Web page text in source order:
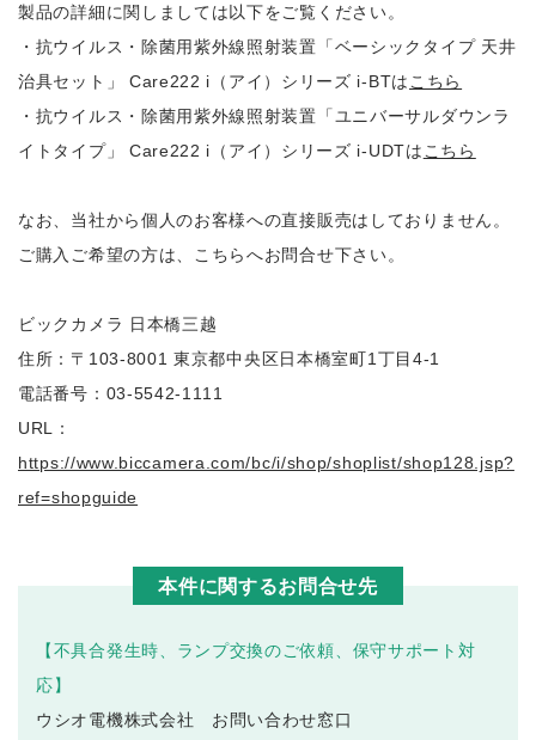
製品の詳細に関しましては以下をご覧ください。
・抗ウイルス・除菌用紫外線照射装置「ベーシックタイプ 天井
治具セット」 Care222 i（アイ）シリーズ i-BTは こちら
・抗ウイルス・除菌用紫外線照射装置「ユニバーサルダウンラ
イトタイプ」 Care222 i（アイ）シリーズ i-UDTは こちら
なお、当社から個人のお客様への直接販売はしておりません。
ご購入ご希望の方は、こちらへお問合せ下さい。
ビックカメラ 日本橋三越
住所：〒103-8001 東京都中央区日本橋室町1丁目4-1
電話番号：03-5542-1111
URL：
https://www.biccamera.com/bc/i/shop/shoplist/shop128.jsp?
ref=shopguide
本件に関するお問合せ先
【不具合発生時、ランプ交換のご依頼、保守サポート対
応】
ウシオ電機株式会社 お問い合わせ窓口